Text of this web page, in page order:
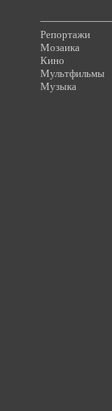
Репортажи
Мозаика
Кино
Мультфильмы
Музыка